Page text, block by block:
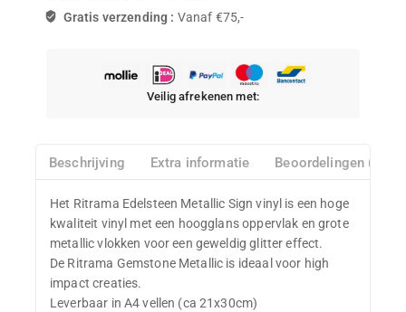
Gratis verzending : Vanaf €75,-
Veilig afrekenen met:
Beschrijving Extra informatie Beoordelingen (0)
Het Ritrama Edelsteen Metallic Sign vinyl is een hoge
kwaliteit vinyl met een hoogglans oppervlak en grote
metallic vlokken voor een geweldig glitter effect.
De Ritrama Gemstone Metallic is ideaal voor high
impact creaties.
Leverbaar in A4 vellen (ca 21x30cm)